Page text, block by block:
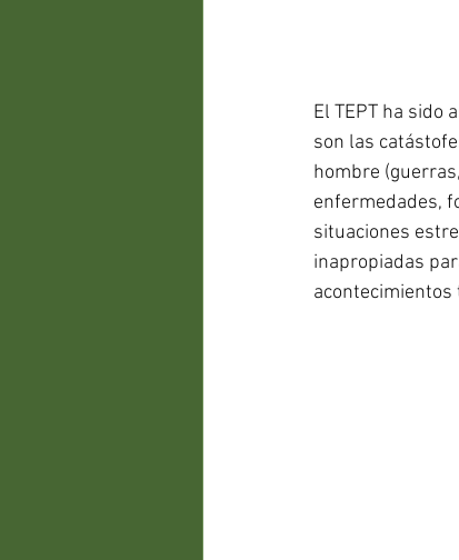
El TEPT ha sido
son las
hombre
enfermedades,
situaciones
inapropiadas